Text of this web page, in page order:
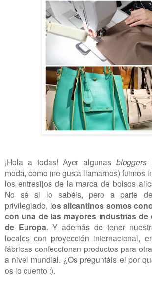
¡Hola a todas! Ayer algunas bloggers
moda, como me gusta llamarnos) fuimos
los entresijos de la marca de bolsos
No sé si lo sabéis, pero a parte
privilegiado, los alicantinos somos
con una de las mayores industrias de
de Europa. Y además de tener
locales con proyección internacional,
fábricas confeccionan productos para
a nivel mundial. ¿Os preguntáis el por
os lo cuento :).